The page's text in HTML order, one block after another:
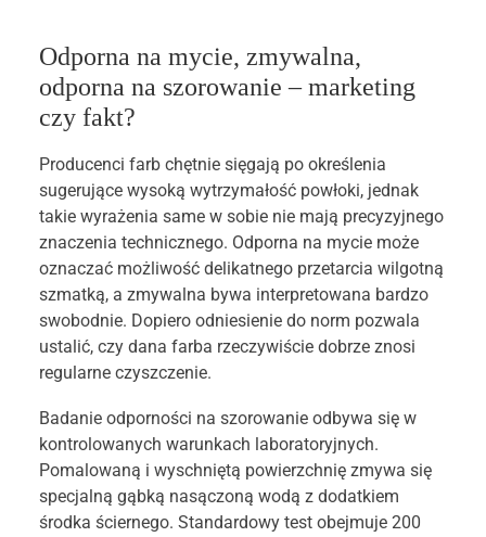
Odporna na mycie, zmywalna,
odporna na szorowanie – marketing
czy fakt?
Producenci farb chętnie sięgają po określenia
sugerujące wysoką wytrzymałość powłoki, jednak
takie wyrażenia same w sobie nie mają precyzyjnego
znaczenia technicznego. Odporna na mycie może
oznaczać możliwość delikatnego przetarcia wilgotną
szmatką, a zmywalna bywa interpretowana bardzo
swobodnie. Dopiero odniesienie do norm pozwala
ustalić, czy dana farba rzeczywiście dobrze znosi
regularne czyszczenie.
Badanie odporności na szorowanie odbywa się w
kontrolowanych warunkach laboratoryjnych.
Pomalowaną i wyschniętą powierzchnię zmywa się
specjalną gąbką nasączoną wodą z dodatkiem
środka ściernego. Standardowy test obejmuje 200